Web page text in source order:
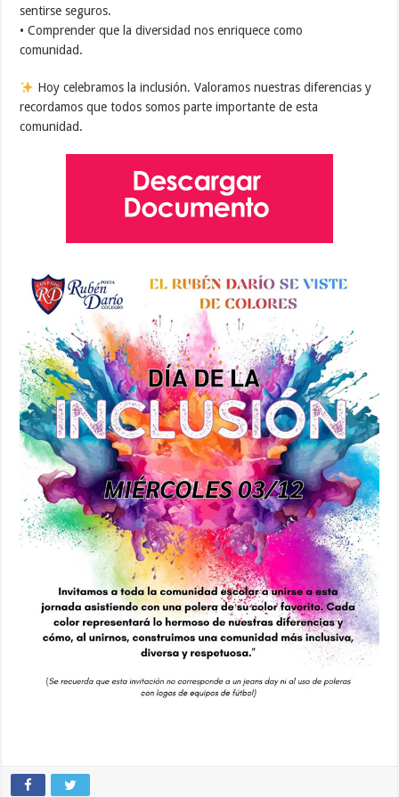
sentirse seguros.
• Comprender que la diversidad nos enriquece como
comunidad.
Hoy celebramos la inclusión. Valoramos nuestras diferencias y
recordamos que todos somos parte importante de esta
comunidad.